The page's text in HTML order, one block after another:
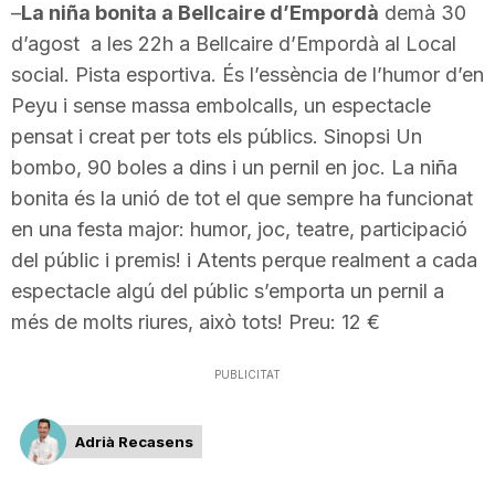
–La niña bonita a Bellcaire d’Empordà demà 30
d’agost a les 22h a Bellcaire d’Empordà al Local
social. Pista esportiva. És l’essència de l’humor d’en
Peyu i sense massa embolcalls, un espectacle
pensat i creat per tots els públics. Sinopsi Un
bombo, 90 boles a dins i un pernil en joc. La niña
bonita és la unió de tot el que sempre ha funcionat
en una festa major: humor, joc, teatre, participació
del públic i premis! i Atents perque realment a cada
espectacle algú del públic s’emporta un pernil a
més de molts riures, això tots! Preu: 12 €
PUBLICITAT
Adrià Recasens